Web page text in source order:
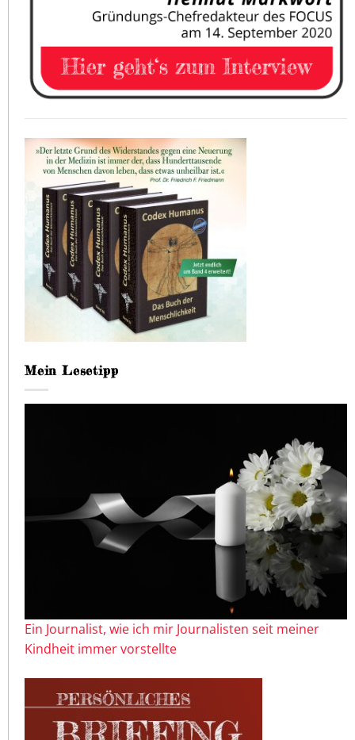
Mein Lesetipp
Ein Journalist, wie ich mir Journalisten seit meiner
Kindheit immer vorstellte